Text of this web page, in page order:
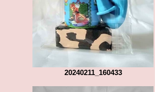
20240211_160433